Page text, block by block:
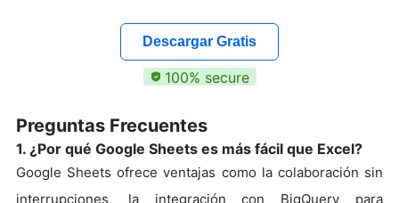
Descargar Gratis
100% secure
Preguntas Frecuentes
1. ¿Por qué Google Sheets es más fácil que Excel?
Google Sheets ofrece ventajas como la colaboración sin
interrupciones, la integración con BigQuery para